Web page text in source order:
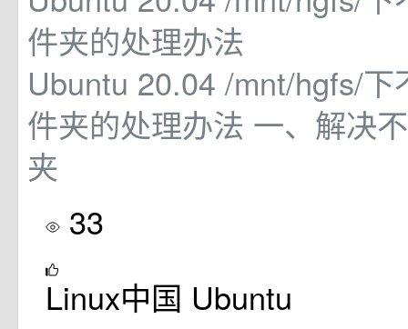
件夹的处理办法
Ubuntu 20.04 /mnt/hgfs/下
件夹的处理办法 一、解决
夹
33
Linux中国 Ubuntu